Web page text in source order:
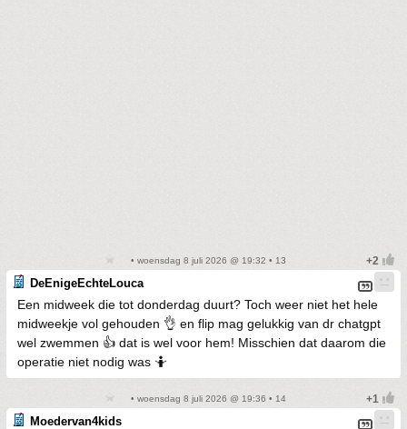
• woensdag 8 juli 2026 @ 19:32 • 13
DeEnigeEchteLouca
Een midweek die tot donderdag duurt? Toch weer niet het hele
midweekje vol gehouden 👌 en flip mag gelukkig van dr chatgpt
wel zwemmen 👍 dat is wel voor hem! Misschien dat daarom die
operatie niet nodig was 🤷
• woensdag 8 juli 2026 @ 19:36 • 14
Moedervan4kids